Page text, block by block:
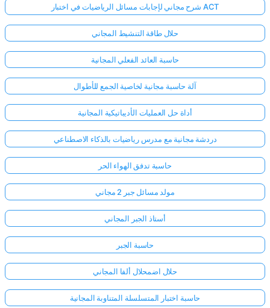
شرح مجاني لإجابات مسائل الرياضيات في اختبار ACT
حلال طاقة التنشيط المجاني
حاسبة العائد الفعلي المجانية
آلة حاسبة مجانية لخاصية الجمع للأطوال
أداة حل العمليات الأديباتيكية المجانية
دردشة مجانية مع مدرس رياضيات بالذكاء الاصطناعي
حاسبة تدفق الهواء الحر
مولد مسائل جبر 2 مجاني
أستاذ الجبر المجاني
حاسبة الجبر
حلال اضمحلال ألفا المجاني
حاسبة اختبار المتسلسلة المتناوبة المجانية